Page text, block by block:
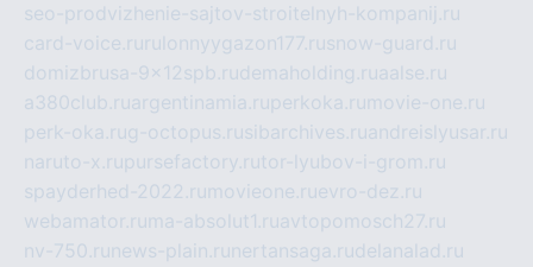
seo-prodvizhenie-sajtov-stroitelnyh-kompanij.ru
card-voice.ru rulonnyygazon177.rusnow-guard.ru
domizbrusa-9x12spb.rudemaholding.ruaalse.ru
a380club.ruargentinamia.ruperkoka.ru movie-one.ru
perk-oka.rug-octopus.rusibarchives.ruandreislyusar.ru
naruto-x.rupursefactory.rutor-lyubov-i-grom.ru
spayderhed-2022.ru movieone.ruevro-dez.ru
webamator.ru ma-absolut1.ruavtopomosch27.ru
nv-750.ru news-plain.ru nertansaga.rudelanalad.ru